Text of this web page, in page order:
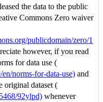
the data to the public
Commons Zero waiver
publicdomain/zero/1
however, if you read
for data use (
norms-for-data-use) and
original dataset (
92ylpd) whenever